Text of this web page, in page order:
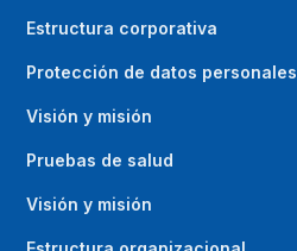
Estructura corporativa
Protección de datos personales
Visión y misión
Pruebas de salud
Visión y misión